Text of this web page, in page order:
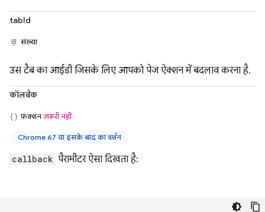
tabId
संख्या
उस टैब का आईडी जिसके लिए आपको पेज ऐक्शन में बदलाव करना है.
कॉलबैक
फ़ंक्शनज़रूरी नहीं
Chrome 67 या इसके बाद का वर्शन
callback पैरामीटर ऐसा दिखता है: